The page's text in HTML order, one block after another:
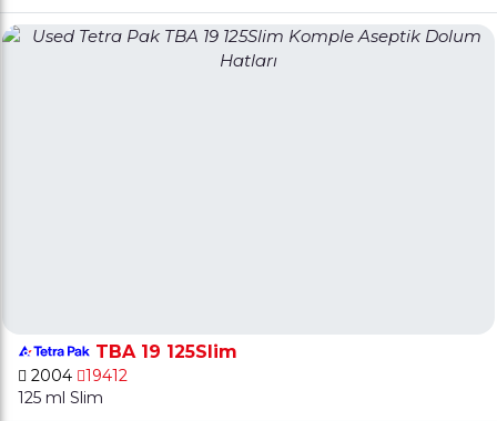
TBA 19 125Slim
2004
19412
125 ml Slim